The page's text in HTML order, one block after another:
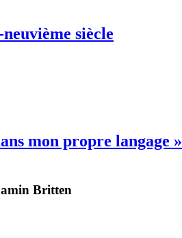
siècle
mon propre langage »
Britten